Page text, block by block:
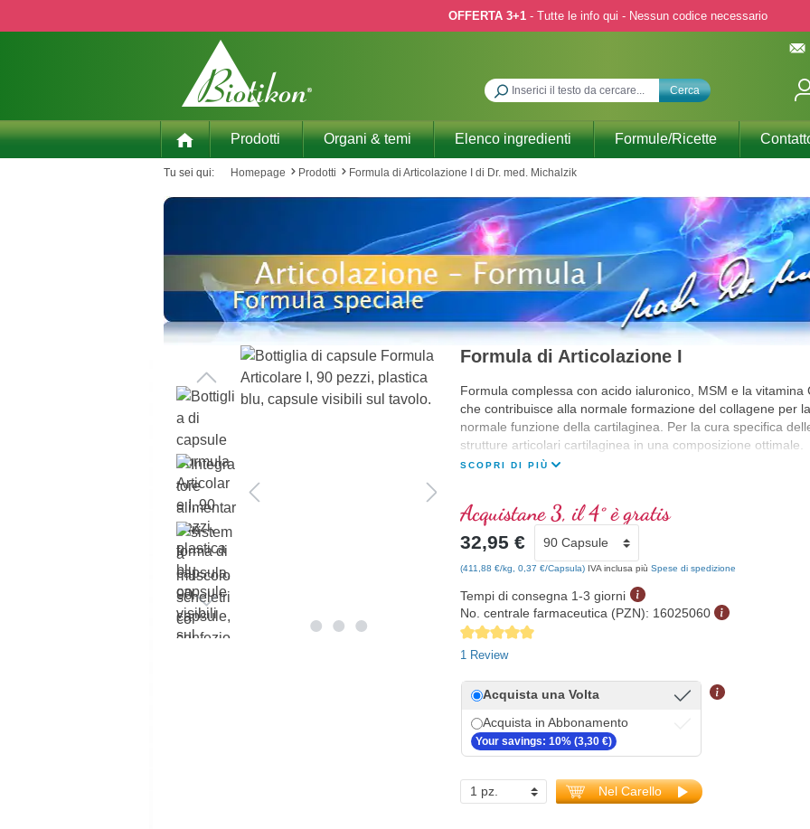
OFFERTA 3+1- Tutte le info qui - Nessun codice necessario
Cerca
Prodotti Organi & temi Elenco ingredienti Formule/Ricette
Tu sei qui: Homepage Prodotti Formula di Articolazione I di Dr. med. Michalzik
Formula di Articolazione I
Formula complessa con acido ialuronico, MSM e la vitamina
che contribuisce alla normale formazione del collagene per la
normale funzione della cartilaginea. Per la cura specifica
strutture articolari cartilaginea in una composizione ottimale.
SCOPRI DI PIÙ
Acquistane 3, il 4° è gratis
32,95 €
(411,88 €/kg, 0,37 €/Capsula) IVA inclusa più Spese di spedizione
Tempi di consegna 1-3 giorni
No. centrale farmaceutica (PZN): 16025060
Average rating of 5 out of 5 stars
1 Review
Acquista una Volta
Acquista in Abbonamento
Your savings: 10% (3,30 €)
Nel Carello